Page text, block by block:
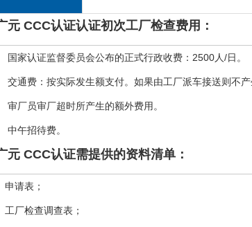
元 CCC认证认证初次工厂检查费用：
国家认证监督委员会公布的正式行政收费：2500人/日。
交通费：按实际发生额支付。如果由工厂派车接送则不产
审厂员审厂超时所产生的额外费用。
中午招待费。
元 CCC认证需提供的资料清单：
申请表；
工厂检查调查表；